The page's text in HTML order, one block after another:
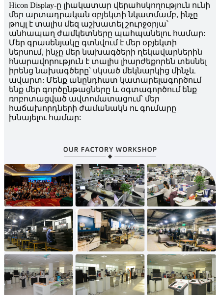
Hicon Display-ը լիակատար վերահսկողություն ունի
մեր արտադրական օբյեկտի նկատմամբ, ինչը
թույլ է տալիս մեզ աշխատել շուրջօրյա՝
անհապաղ ժամկետները պահպանելու համար:
Մեր գրասենյակը գտնվում է մեր օբյեկտի
ներսում, ինչը մեր նախագծերի ղեկավարներին
հնարավորություն է տալիս լիարժեքորեն տեսնել
իրենց նախագծերը՝ սկսած մեկնարկից մինչև
ավարտ: Մենք անընդհատ կատարելագործում
ենք մեր գործընթացները և օգտագործում ենք
ռոբոտացված ավտոմատացում՝ մեր
հաճախորդների ժամանակն ու գումարը
խնայելու համար: